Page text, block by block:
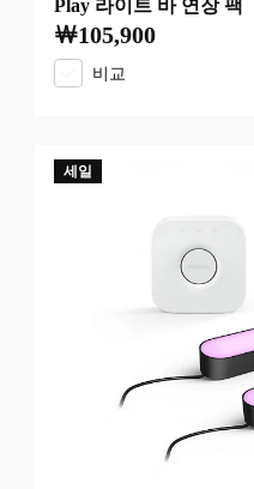
Play 라이트 바 연장 팩
현재 가격은 ￦105,900
￦105,900
비교
세일